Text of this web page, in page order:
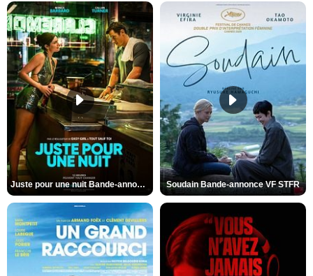
Juste pour une nuit Bande-annonce VO STFR Soudain Bande-annonce VF STFR